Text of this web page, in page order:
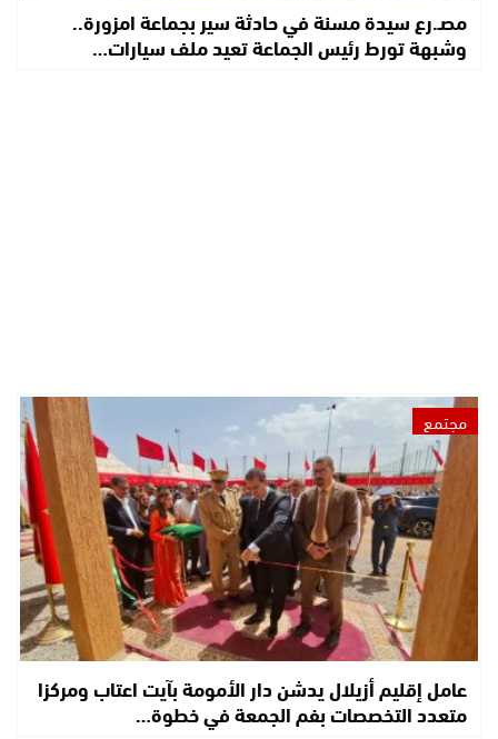
مصـ.رع سيدة مسنة في حادثة سير بجماعة امزورة..
وشبهة تورط رئيس الجماعة تعيد ملف سيارات…
مجتمع
عامل إقليم أزيلال يدشن دار الأمومة بآيت اعتاب ومركزا
متعدد التخصصات بفم الجمعة في خطوة…